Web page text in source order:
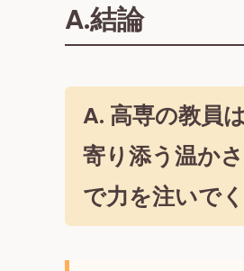
A.結論
A. 高専の教員
寄り添う温か
で力を注いで